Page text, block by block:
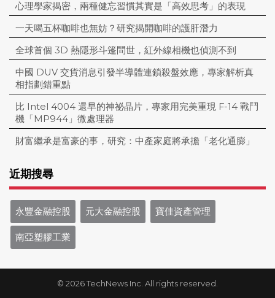
心理學家揭密，兩種健忘習慣其實是「高效思考」的表現
一天喝五杯咖啡也無妨？研究揭開咖啡的護肝潛力
全球首個 3D 熱隱形斗篷問世，紅外線相機也偵測不到
中國 DUV 交貨消息引發半導體連鎖殺盤效應，專家解析真
相指劃錯重點
比 Intel 4004 還早的神祕晶片，專家用完美重現 F-14 戰鬥
機「MP944」微處理器
財富繼承是富豪的事，研究：中產家庭將承擔「老化通膨」
近期搜尋
永豐金融控股 元大金融控股 寶佳資產管理
南亞塑膠工業
© 2026 TechNews Inc. All rights reserved.